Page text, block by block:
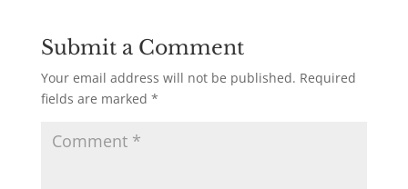
Submit a Comment
Your email address will not be published. Required
fields are marked *